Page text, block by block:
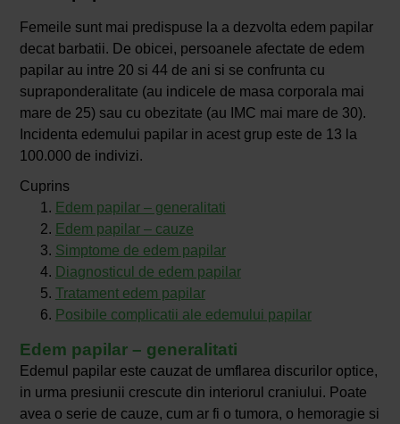
Femeile sunt mai predispuse la a dezvolta edem papilar
decat barbatii. De obicei, persoanele afectate de edem
papilar au intre 20 si 44 de ani si se confrunta cu
supraponderalitate (au indicele de masa corporala mai
mare de 25) sau cu obezitate (au IMC mai mare de 30).
Incidenta edemului papilar in acest grup este de 13 la
100.000 de indivizi.
Cuprins
Edem papilar – generalitati
Edem papilar – cauze
Simptome de edem papilar
Diagnosticul de edem papilar
Tratament edem papilar
Posibile complicatii ale edemului papilar
Edem papilar – generalitati
Edemul papilar este cauzat de umflarea discurilor optice,
in urma presiunii crescute din interiorul craniului. Poate
avea o serie de cauze, cum ar fi o tumora, o hemoragie si